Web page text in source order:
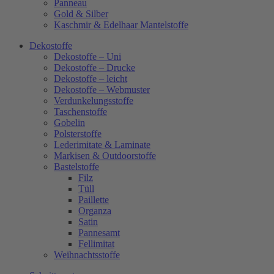
Panneau
Gold & Silber
Kaschmir & Edelhaar Mantelstoffe
Dekostoffe
Dekostoffe – Uni
Dekostoffe – Drucke
Dekostoffe – leicht
Dekostoffe – Webmuster
Verdunkelungsstoffe
Taschenstoffe
Gobelin
Polsterstoffe
Lederimitate & Laminate
Markisen & Outdoorstoffe
Bastelstoffe
Filz
Tüll
Paillette
Organza
Satin
Pannesamt
Fellimitat
Weihnachtsstoffe